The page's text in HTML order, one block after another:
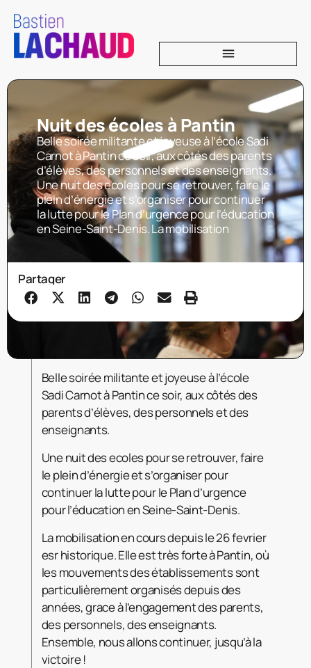
Nuit des écoles à Pantin
Belle soirée militante et joyeuse à l’école Sadi
Carnot à Pantin ce soir, aux côtés des parents
d’élèves, des personnels et des enseignants.
Une nuit des ecoles pour se retrouver, faire le
plein d’énergie et s’organiser pour continuer
la lutte pour le Plan d’urgence pour l’éducation
en Seine-Saint-Denis. La mobilisation
Partager
Belle soirée militante et joyeuse à l’école
Sadi Carnot à Pantin ce soir, aux côtés des
parents d’élèves, des personnels et des
enseignants.
Une nuit des ecoles pour se retrouver, faire
le plein d’énergie et s’organiser pour
continuer la lutte pour le Plan d’urgence
pour l’éducation en Seine-Saint-Denis.
La mobilisation en cours depuis le 26 fevrier
esr historique. Elle est très forte à Pantin, où
les mouvements des établissements sont
particulièrement organisés depuis des
années, grace à l’engagement des parents,
des personnels, des enseignants.
Ensemble, nous allons continuer, jusqu’à la
victoire !